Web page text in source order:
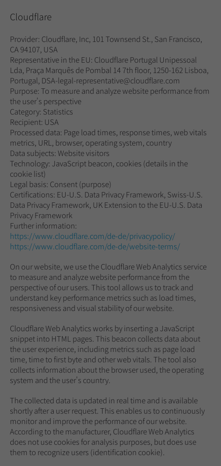
Cloudflare
Provider: Cloudflare, Inc, 101 Townsend St., San Francisco,
CA 94107, USA
Representative in the EU: Cloudflare Portugal Unipessoal
Lda, Praça Marquês de Pombal 14 7th floor, 1250-162 Lisboa,
Portugal, DSA-legal-representative@cloudflare.com
Purpose: To measure and analyze website performance from
the user's perspective
Category: Statistics
Recipient: USA
Processed data: Page load times, response times, web vitals
metrics, URL, browser, operating system, country
Data subjects: Website visitors
Technology: JavaScript beacon, cookies (details in the
cookie list)
Legal basis: Consent (purpose)
Certifications: EU-U.S. Data Privacy Framework, Swiss-U.S.
Data Privacy Framework, UK Extension to the EU-U.S. Data
Privacy Framework
Further information:
https://www.cloudflare.com/de-de/privacypolicy/
https://www.cloudflare.com/de-de/website-terms/
On our website, we use the Cloudflare Web Analytics service
to measure and analyze website performance from the
perspective of our users. This tool allows us to track and
understand key performance metrics such as load times,
responsiveness and visual stability of our website.
Cloudflare Web Analytics works by inserting a JavaScript
snippet into HTML pages. This beacon collects data about
the user experience, including metrics such as page load
time, time to first byte and other web vitals. The tool also
collects information about the browser used, the operating
system and the user's country.
The collected data is updated in real time and is available
shortly after a user request. This enables us to continuously
monitor and improve the performance of our website.
According to the manufacturer, Cloudflare Web Analytics
does not use cookies for analysis purposes, but does use
them to recognize users (identification cookie).